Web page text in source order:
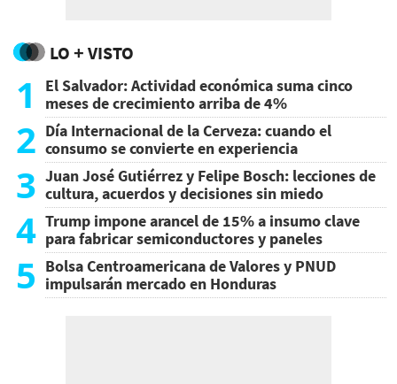
LO + VISTO
1
El Salvador: Actividad económica suma cinco
meses de crecimiento arriba de 4%
2 Día Internacional de la Cerveza: cuando el
consumo se convierte en experiencia
3 Juan José Gutiérrez y Felipe Bosch: lecciones de
cultura, acuerdos y decisiones sin miedo
4 Trump impone arancel de 15% a insumo clave
para fabricar semiconductores y paneles
5 Bolsa Centroamericana de Valores y PNUD
impulsarán mercado en Honduras